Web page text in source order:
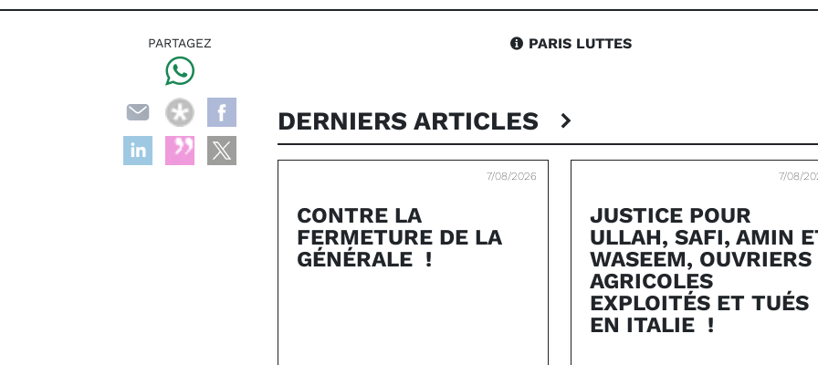
PARIS LUTTES
DERNIERS ARTICLES
7/08/2026
CONTRE LA
FERMETURE DE LA
GÉNÉRALE !
7/08/
JUSTICE POUR
ULLAH, SAFI, AMIN
WASEEM, OUVRIERS
AGRICOLES
EXPLOITÉS ET TUÉS
EN ITALIE !
PARTAGEZ